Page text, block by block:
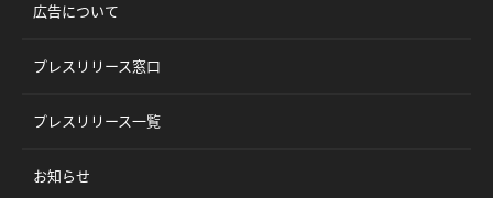
広告について
プレスリリース窓口
プレスリリース一覧
お知らせ